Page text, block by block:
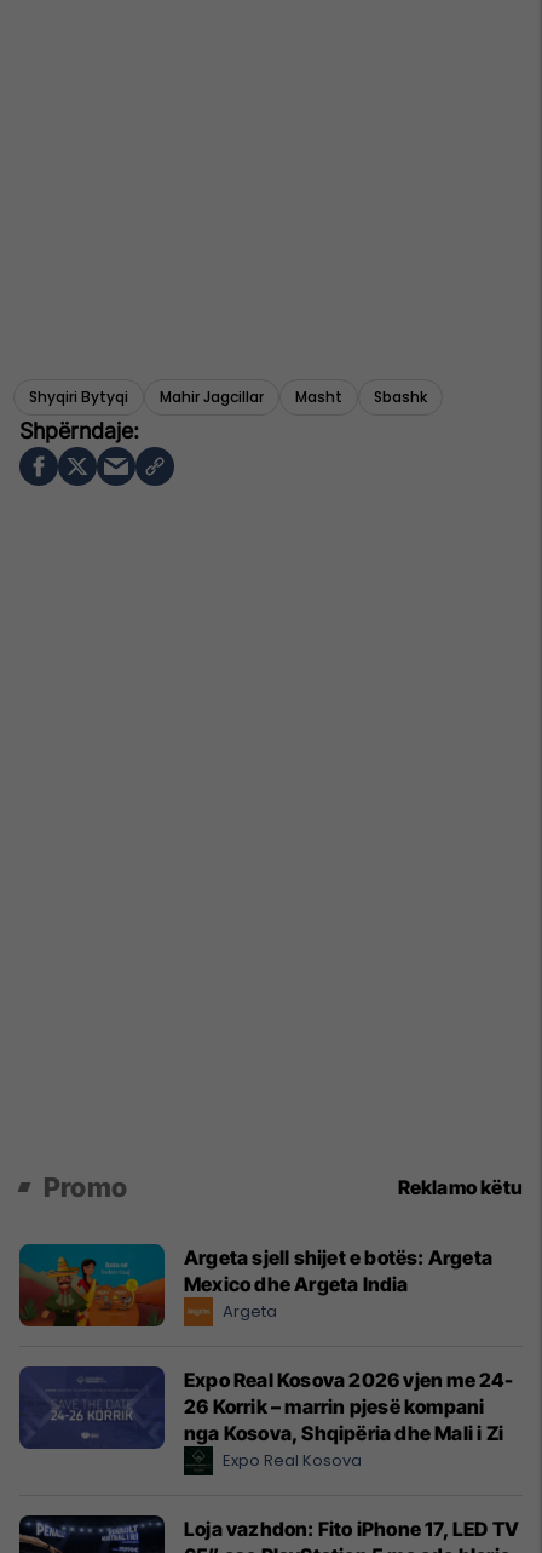
Shyqiri Bytyqi Mahir Jagcillar Masht Sbashk
Promo Reklamo këtu
Argeta sjell shijet e botës: Argeta
Mexico dhe Argeta India
Argeta
Expo Real Kosova 2026 vjen me 24-
26 Korrik – marrin pjesë kompani
nga Kosova, Shqipëria dhe Mali i Zi
Expo Real Kosova
Loja vazhdon: Fito iPhone 17, LED TV